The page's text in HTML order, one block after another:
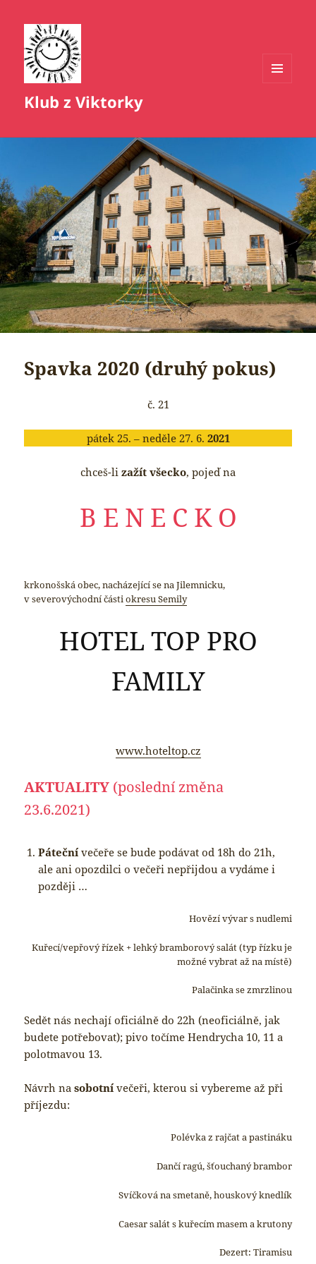
Klub z Viktorky
Spavka 2020 (druhý pokus)
č. 21
pátek 25. – neděle 27. 6. 2021
chceš-li zažít všecko, pojeď na
B E N E C K O
krkonošská obec, nacházející se na Jilemnicku,
v severovýchodní částiokresu Semily
HOTEL TOP PRO
FAMILY
www.hoteltop.cz
AKTUALITY (poslední změna
23.6.2021)
Pátečnívečeře se bude podávat od 18h do 21h,
ale ani opozdilci o večeři nepřijdou a vydáme i
později …
Hovězí vývar s nudlemi
Kuřecí/vepřový řízek + lehký bramborový salát (typ řízku je
možné vybrat až na místě)
Palačinka se zmrzlinou
Sedět nás nechají oficiálně do 22h (neoficiálně, jak
budete potřebovat); pivo točíme Hendrycha 10, 11 a
polotmavou 13.
Návrh nasobotnívečeři, kterou si vybereme až při
příjezdu:
Polévka z rajčat a pastináku
Dančí ragú, šťouchaný brambor
Svíčková na smetaně, houskový knedlík
Caesar salát s kuřecím masem a krutony
Dezert: Tiramisu